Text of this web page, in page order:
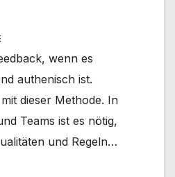
wenn es
authenisch ist.
dieser Methode. In
Teams ist es nötig,
und Regeln…